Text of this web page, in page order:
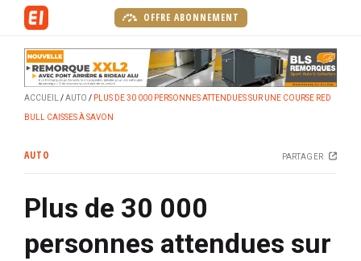
OFFRE ABONNEMENT
ACCUEIL AUTO PLUS DE 30 000 PERSONNES ATTENDUES SUR UNE COURSE RED
BULL CAISSES À SAVON
AUTO PARTAGER
Plus de 30 000
personnes attendues sur